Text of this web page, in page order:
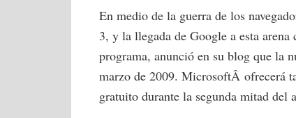
En medio de la guerra de los
3, y la llegada de Google a esta
programa, anunció en su blog que la
marzo de 2009. MicrosoftÂ ofrecerá
gratuito durante la segunda mitad del